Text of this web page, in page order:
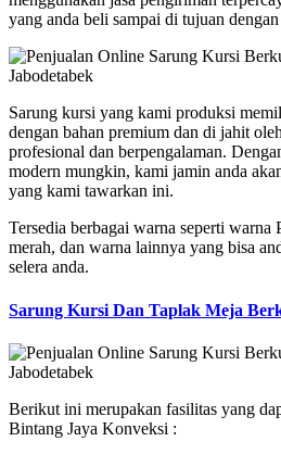
yang anda beli sampai di tujuan dengan
Sarung kursi yang kami produksi
dengan bahan premium dan di jahit
profesional dan berpengalaman.
modern mungkin, kami jamin anda
yang kami tawarkan ini.
Tersedia berbagai warna seperti
merah, dan warna lainnya yang bisa
selera anda.
Sarung Kursi Dan Taplak Meja
Berikut ini merupakan fasilitas yang
Bintang Jaya Konveksi :